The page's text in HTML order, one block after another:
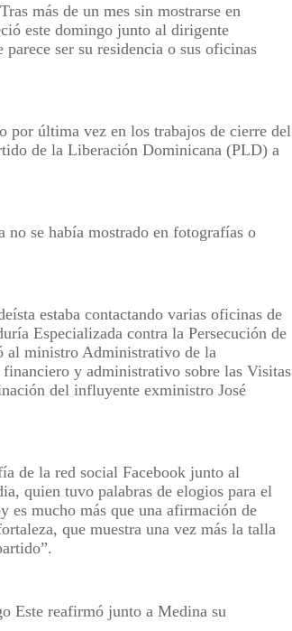
Tras más de un mes sin mostrarse en
este domingo junto al dirigente
ser su residencia o sus oficinas
por última vez en los trabajos de cierre del
de la Liberación Dominicana (PLD) a
no se había mostrado en fotografías o
estaba contactando varias oficinas de
Especializada contra la Persecución de
al ministro Administrativo de la
y administrativo sobre las Visitas
del influyente exministro José
de la red social Facebook junto al
quien tuvo palabras de elogios para el
es mucho más que una afirmación de
que muestra una vez más la talla
Este reafirmó junto a Medina su